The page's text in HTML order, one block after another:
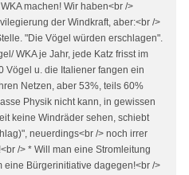
machen! Wir haben<br />
der Windkraft, aber:<br />
"Die Vögel würden erschlagen".
WKA je Jahr, jede Katz frisst im
Vögel u. die Italiener fangen ein
Netzen, aber 53%, teils 60%
Physik nicht kann, in gewissen
keine Windräder sehen, schiebt
neuerdings<br /> noch irrer
/> * Will man eine Stromleitung
eine Bürgerinitiative dagegen!<br />